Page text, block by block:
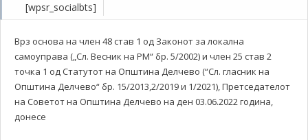
[wpsr_socialbts]
Врз основа на член 48 став 1 од Законот за локална
самоуправа („Сл. Весник на РМ“ бр. 5/2002) и член 25 став 2
точка 1 од Статутот на Општина Делчево (“Сл. гласник на
Општина Делчево“ бр. 15/2013,2/2019 и 1/2021), Претседателот
на Советот на Општина Делчево на ден 03.06.2022 година,
донесe